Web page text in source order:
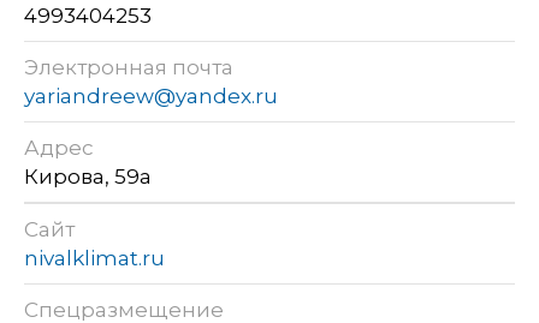
4993404253
Электронная почта
yariandreew@yandex.ru
Адрес
Кирова, 59а
Сайт
nivalklimat.ru
Спецразмещение